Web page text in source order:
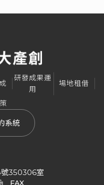
研發成果運
用
場地租借
系統
號350306室
FAX